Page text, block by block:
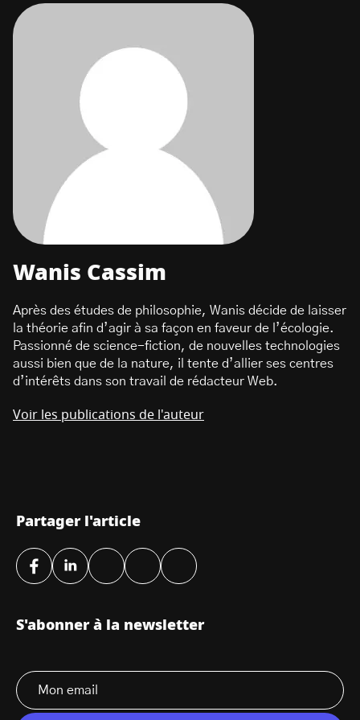
Wanis Cassim
Après des études de philosophie, Wanis décide de laisser
la théorie afin d’agir à sa façon en faveur de l’écologie.
Passionné de science-fiction, de nouvelles technologies
aussi bien que de la nature, il tente d’allier ses centres
d’intérêts dans son travail de rédacteur Web.
Voir les publications de l'auteur
Partager l'article
S'abonner à la newsletter